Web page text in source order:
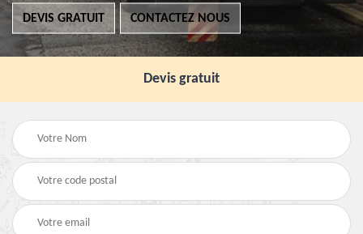
DEVIS GRATUIT CONTACTEZ NOUS
Devis gratuit